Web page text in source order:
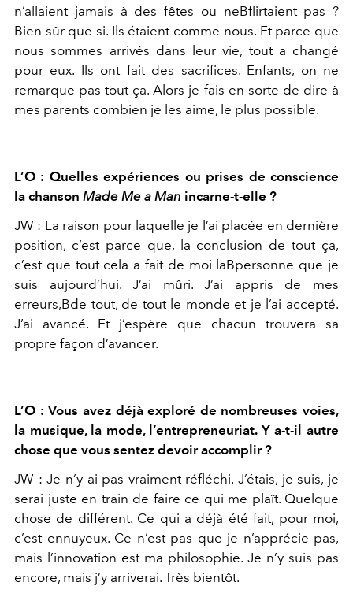
n’allaient jamais à des fêtes ou neBflirtaient pas ?
Bien sûr que si. Ils étaient comme nous. Et parce que
nous sommes arrivés dans leur vie, tout a changé
pour eux. Ils ont fait des sacrifices. Enfants, on ne
remarque pas tout ça. Alors je fais en sorte de dire à
mes parents combien je les aime, le plus possible.
L’O : Quelles expériences ou prises de conscience
la chanson Made Me a Man incarne-t-elle ?
JW : La raison pour laquelle je l’ai placée en dernière
position, c’est parce que, la conclusion de tout ça,
c’est que tout cela a fait de moi laBpersonne que je
suis aujourd’hui. J’ai mûri. J’ai appris de mes
erreurs,Bde tout, de tout le monde et je l’ai accepté.
J’ai avancé. Et j’espère que chacun trouvera sa
propre façon d’avancer.
L’O : Vous avez déjà exploré de nombreuses voies,
la musique, la mode, l’entrepreneuriat. Y a-t-il autre
chose que vous sentez devoir accomplir ?
JW : Je n’y ai pas vraiment réfléchi. J’étais, je suis, je
serai juste en train de faire ce qui me plaît. Quelque
chose de différent. Ce qui a déjà été fait, pour moi,
c’est ennuyeux. Ce n’est pas que je n’apprécie pas,
mais l’innovation est ma philosophie. Je n’y suis pas
encore, mais j’y arriverai. Très bientôt.